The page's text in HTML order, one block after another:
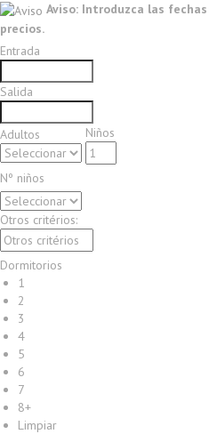
Aviso: Introduzca las
precios.
Entrada
Salida
Adultos Niños
Nº niños
Otros critérios:
Dormitorios
1
2
3
4
5
6
7
8+
Limpiar